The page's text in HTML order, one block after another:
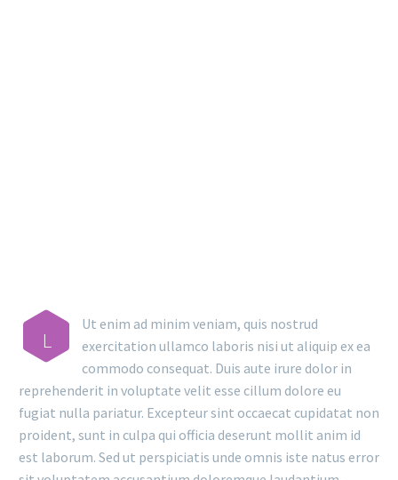
L
Ut enim ad minim veniam, quis nostrud
exercitation ullamco laboris nisi ut aliquip ex ea
commodo consequat. Duis aute irure dolor in
reprehenderit in voluptate velit esse cillum dolore eu
fugiat nulla pariatur. Excepteur sint occaecat cupidatat non
proident, sunt in culpa qui officia deserunt mollit anim id
est laborum. Sed ut perspiciatis unde omnis iste natus error